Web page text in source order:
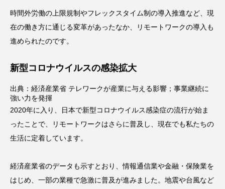
時間外労働の上限規制やフレックスタイム制の導入推進など、現
在の働き方に通じる変革があったなか、リモートワークの導入も
進められたのです。
新型コロナウイルスの感染拡大
出典： 経済産業省 テレワークが産業に与える影響；事業継続に
強い力を発揮
2020年に入り、日本で新型コロナウイルス感染症の流行が始ま
ったことで、リモートワークはさらに普及し、現在でも私たちの
生活に定着しています。
経済産業省のデータも示すとおり、情報通信業や金融・保険業を
はじめ、一部の業種で急激に普及が進みました。地震や台風など